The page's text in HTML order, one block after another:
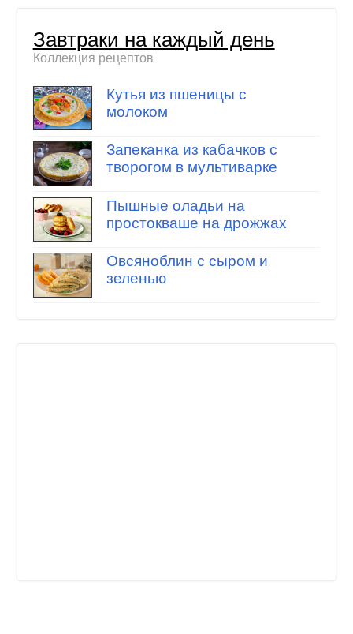
Завтраки на каждый день
Коллекция рецептов
Кутья из пшеницы с
молоком
Запеканка из кабачков с
творогом в мультиварке
Пышные оладьи на
простокваше на дрожжах
Овсяноблин с сыром и
зеленью